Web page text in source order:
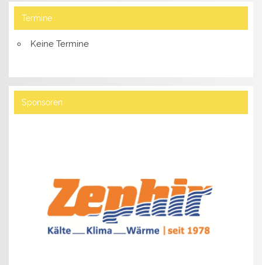
Termine
Keine Termine
Sponsoren